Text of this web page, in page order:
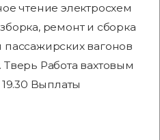
чтение электросхем
ремонт и сборка
вагонов
Тверь Работа вахтовым
19.30 Выплаты